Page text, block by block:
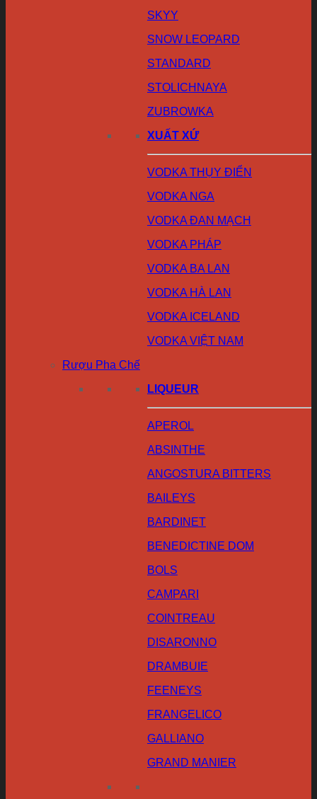
SKYY
SNOW LEOPARD
STANDARD
STOLICHNAYA
ZUBROWKA
XUẤT XỨ
VODKA THỤY ĐIỂN
VODKA NGA
VODKA ĐAN MẠCH
VODKA PHÁP
VODKA BA LAN
VODKA HÀ LAN
VODKA ICELAND
VODKA VIỆT NAM
Rượu Pha Chế
LIQUEUR
APEROL
ABSINTHE
ANGOSTURA BITTERS
BAILEYS
BARDINET
BENEDICTINE DOM
BOLS
CAMPARI
COINTREAU
DISARONNO
DRAMBUIE
FEENEYS
FRANGELICO
GALLIANO
GRAND MANIER